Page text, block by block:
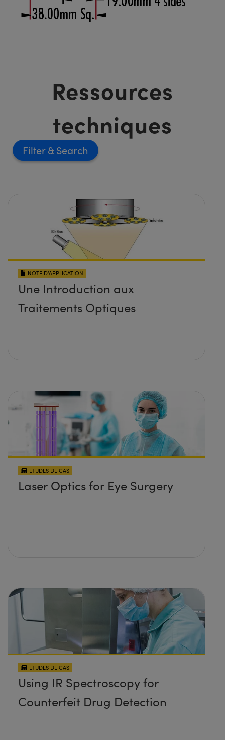
Ressources
techniques
Filter
NOTE D’APPLICATION
Une Introduction aux
Traitements Optiques
ETUDES DE CAS
Laser Optics for Eye Surgery
ETUDES DE CAS
Using IR Spectroscopy for
Counterfeit Drug Detection